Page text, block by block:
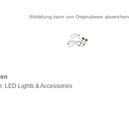
Abbildung kann von Originalware abweichen
LED Lights & Accessories